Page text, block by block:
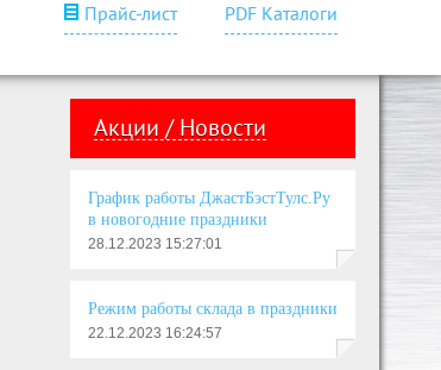
Прайс-лист PDF Каталоги
Акции / Новости
График работы ДжастБэстТулс.Ру
в новогодние праздники
28.12.2023 15:27:01
Режим работы склада в праздники
22.12.2023 16:24:57